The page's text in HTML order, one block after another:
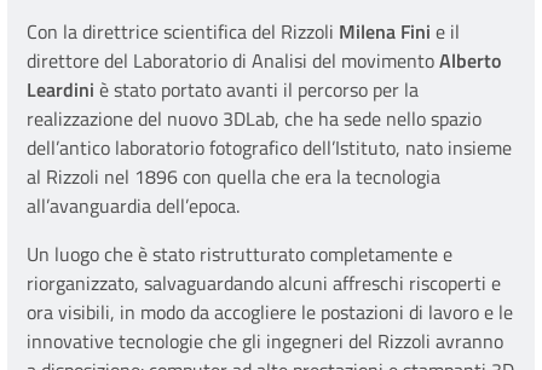
Con la direttrice scientifica del Rizzoli Milena Fini e il
direttore del Laboratorio di Analisi del movimentoAlberto
Leardini è stato portato avanti il percorso per la
realizzazione del nuovo 3DLab, che ha sede nello spazio
dell’antico laboratorio fotografico dell’Istituto, nato insieme
al Rizzoli nel 1896 con quella che era la tecnologia
all’avanguardia dell’epoca.
Un luogo che è stato ristrutturato completamente e
riorganizzato, salvaguardando alcuni affreschi riscoperti e
ora visibili, in modo da accogliere le postazioni di lavoro e le
innovative tecnologie che gli ingegneri del Rizzoli avranno